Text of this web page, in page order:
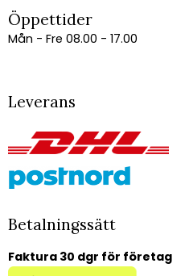
Öppettider
Mån - Fre 08.00 - 17.00
Leverans
Betalningssätt
Faktura 30 dgr för företag